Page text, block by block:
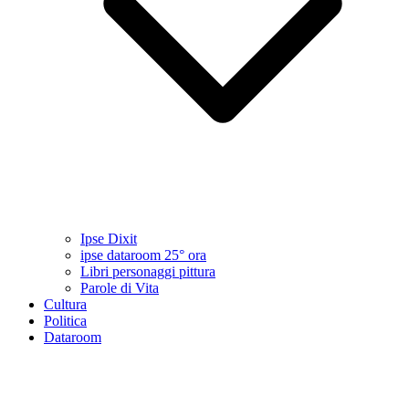
Ipse Dixit
ipse dataroom 25° ora
Libri personaggi pittura
Parole di Vita
Cultura
Politica
Dataroom